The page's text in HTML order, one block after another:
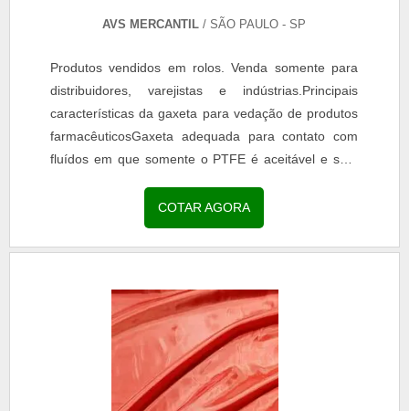
AVS MERCANTIL / SÃO PAULO - SP
Produtos vendidos em rolos. Venda somente para
distribuidores, varejistas e indústrias.Principais
características da gaxeta para vedação de produtos
farmacêuticosGaxeta adequada para contato com
fluídos em que somente o PTFE é aceitável e sem
COTAR AGORA